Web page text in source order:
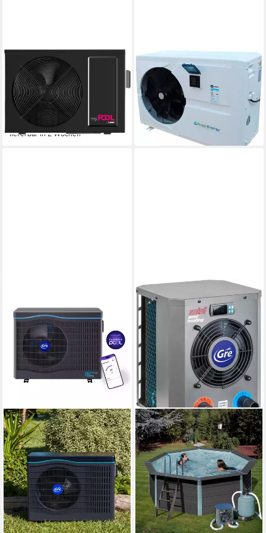
MY POOL BWT
Pool-Wärmepumpe »Inverter
Wärmepumpe MP 25«
1.199,00 € UVP1.299,00 €
34,81 € mtl. in 48 Raten
lieferbar in 2 Wochen
Pool-Wärmepumpe Green
Energy Plus 5
849,99 € UVP
1.199,00 €
24,68 €mtl. in 48 Raten
-29%
lieferbar in 2 Wochen